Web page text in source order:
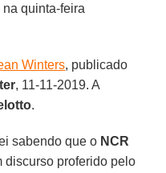
na quinta-feira
Winters, publicado
, 11-11-2019. A
.
sabendo que o NCR
discurso proferido pelo